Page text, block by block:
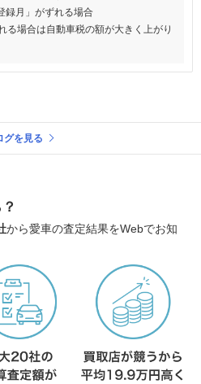
録月」がずれる場合
る場合は自動車税の額が大きく上がり
グを見る
から愛車の査定結果をWebでお知